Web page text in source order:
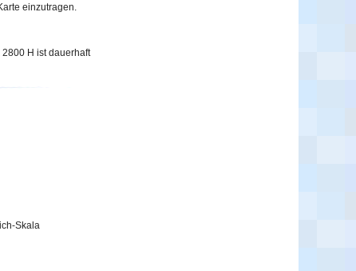
einzutragen.
H ist dauerhaft
Skala